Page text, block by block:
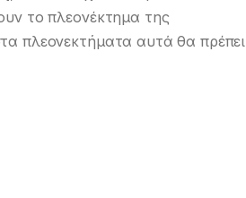
το πλεονέκτημα της
πλεονεκτήματα αυτά θα πρέπει